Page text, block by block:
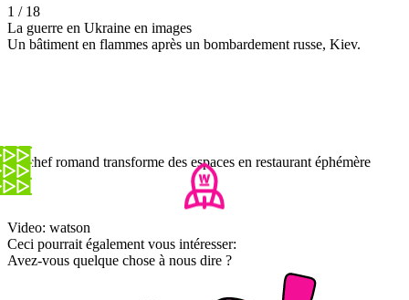
1 / 18
La guerre en Ukraine en images
Un bâtiment en flammes après un bombardement russe, Kiev.
Ce chef romand transforme des espaces en restaurant éphémère
Video: watson
Ceci pourrait également vous intéresser:
Avez-vous quelque chose à nous dire ?